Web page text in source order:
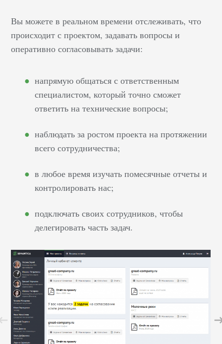
Вы можете в реальном времени отслеживать, что
происходит с проектом, задавать вопросы и
оперативно согласовывать задачи:
напрямую общаться с ответственным
специалистом, который точно сможет
ответить на технические вопросы;
наблюдать за ростом проекта на протяжении
всего сотрудничества;
в любое время изучать помесячные отчеты и
контролировать нас;
подключать своих сотрудников, чтобы
делегировать часть задач.